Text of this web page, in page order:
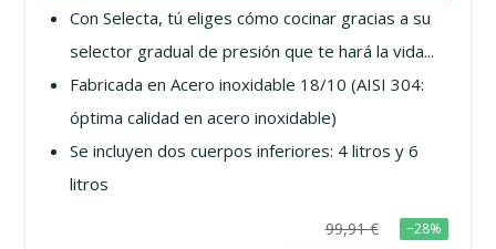
Con Selecta, tú eliges cómo cocinar gracias a su
selector gradual de presión que te hará la vida...
Fabricada en Acero inoxidable 18/10 (AISI 304:
óptima calidad en acero inoxidable)
Se incluyen dos cuerpos inferiores: 4 litros y 6
litros
99,91 € −28%